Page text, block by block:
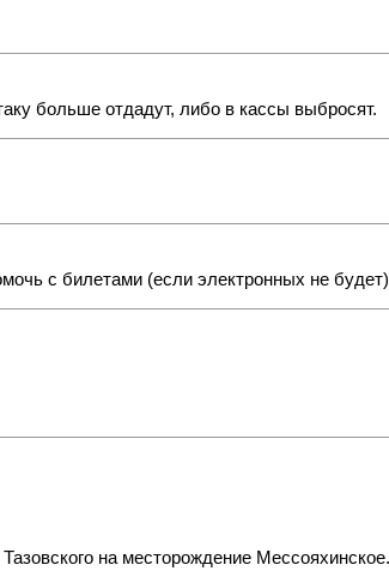
больше отдадут, либо в кассы выбросят.
с билетами (если электронных не
на месторождение Мессояхинское.